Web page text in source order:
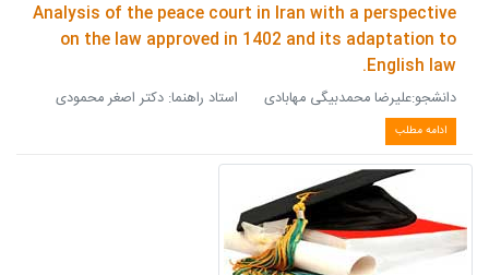
Analysis of the peace court in Iran with a perspective
on the law approved in 1402 and its adaptation to
English law.
دانشجو:علیرضا محمدبیگی مهابادی استاد راهنما: دکتر اصغر محمودی
ادامه مطلب